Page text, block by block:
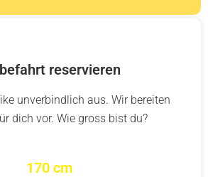
reservieren
unverbindlich aus. Wir bereiten
dich vor. Wie gross bist du?
170 cm